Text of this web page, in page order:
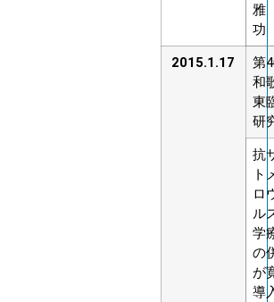
雅
功
2015.1.17
第
和
東
研
抗
ト
ロ
ル
学
の
が
導